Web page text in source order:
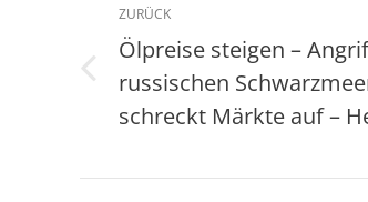
ZURÜCK
Vorheriger
Beitrag:
Ölpreise steigen –
russischen
schreckt Märkte auf –